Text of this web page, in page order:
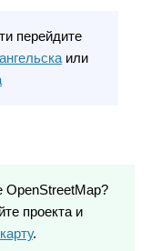
перейдите
или
OpenStreetMap?
проекта и
.